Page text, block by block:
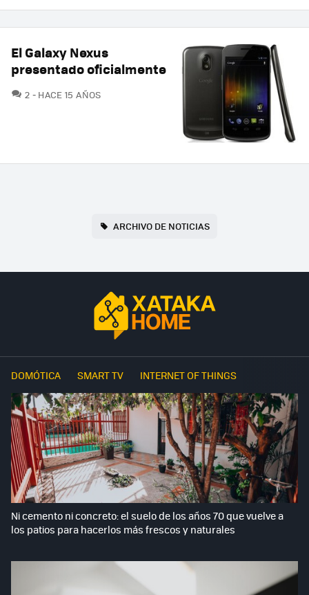
El Galaxy Nexus
presentado oficialmente
2 COMENTARIOS
HACE 15 AÑOS
ARCHIVO DE NOTICIAS
DOMÓTICA SMART TV INTERNET OF THINGS
Ni cemento ni concreto: el suelo de los años 70 que vuelve a
los patios para hacerlos más frescos y naturales